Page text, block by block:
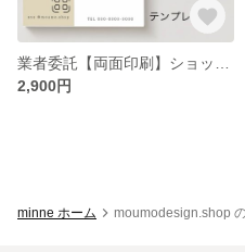
2,900円
minne ホーム moumodesign.shop